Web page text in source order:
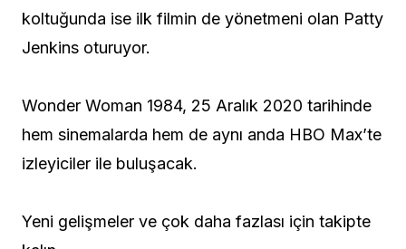
koltuğunda ise ilk filmin de yönetmeni olan Patty
Jenkins oturuyor.
Wonder Woman 1984, 25 Aralık 2020 tarihinde
hem sinemalarda hem de aynı anda HBO Max’te
izleyiciler ile buluşacak.
Yeni gelişmeler ve çok daha fazlası için takipte